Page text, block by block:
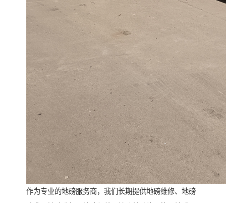
作为专业的地磅服务商，我们长期提供地磅维修、地磅